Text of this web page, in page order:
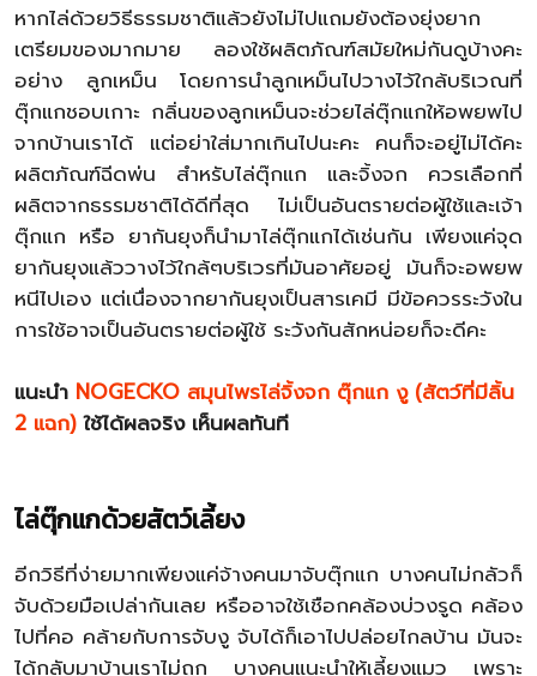
หากไล่ด้วยวิธีธรรมชาติแล้วยังไม่ไปแถมยังต้องยุ่งยาก
เตรียมของมากมาย ลองใช้ผลิตภัณฑ์สมัยใหม่กันดูบ้างคะ
อย่าง ลูกเหม็น โดยการนำลูกเหม็นไปวางไว้ใกล้บริเวณที่
ตุ๊กแกชอบเกาะ กลิ่นของลูกเหม็นจะช่วยไล่ตุ๊กแกให้อพยพไป
จากบ้านเราได้ แต่อย่าใส่มากเกินไปนะคะ คนก็จะอยู่ไม่ได้คะ
ผลิตภัณฑ์ฉีดพ่น สำหรับไล่ตุ๊กแก และจิ้งจก ควรเลือกที่
ผลิตจากธรรมชาติได้ดีที่สุด ไม่เป็นอันตรายต่อผู้ใช้และเจ้า
ตุ๊กแก หรือ ยากันยุงก็นำมาไล่ตุ๊กแกได้เช่นกัน เพียงแค่จุด
ยากันยุงแล้ววางไว้ใกล้ๆบริเวรที่มันอาศัยอยู่ มันก็จะอพยพ
หนีไปเอง แต่เนื่องจากยากันยุงเป็นสารเคมี มีข้อควรระวังใน
การใช้อาจเป็นอันตรายต่อผู้ใช้ ระวังกันสักหน่อยก็จะดีคะ
แนะนำ NOGECKO สมุนไพรไล่จิ้งจก ตุ๊กแก งู (สัตว์ที่มีลิ้น
2 แฉก)ใช้ได้ผลจริง เห็นผลทันที
ไล่ตุ๊กแกด้วยสัตว์เลี้ยง
อีกวิธีที่ง่ายมากเพียงแค่จ้างคนมาจับตุ๊กแก บางคนไม่กลัวก็
จับด้วยมือเปล่ากันเลย หรืออาจใช้เชือกคล้องบ่วงรูด คล้อง
ไปที่คอ คล้ายกับการจับงู จับได้ก็เอาไปปล่อยไกลบ้าน มันจะ
ได้กลับมาบ้านเราไม่ถูก บางคนแนะนำให้เลี้ยงแมว เพราะ